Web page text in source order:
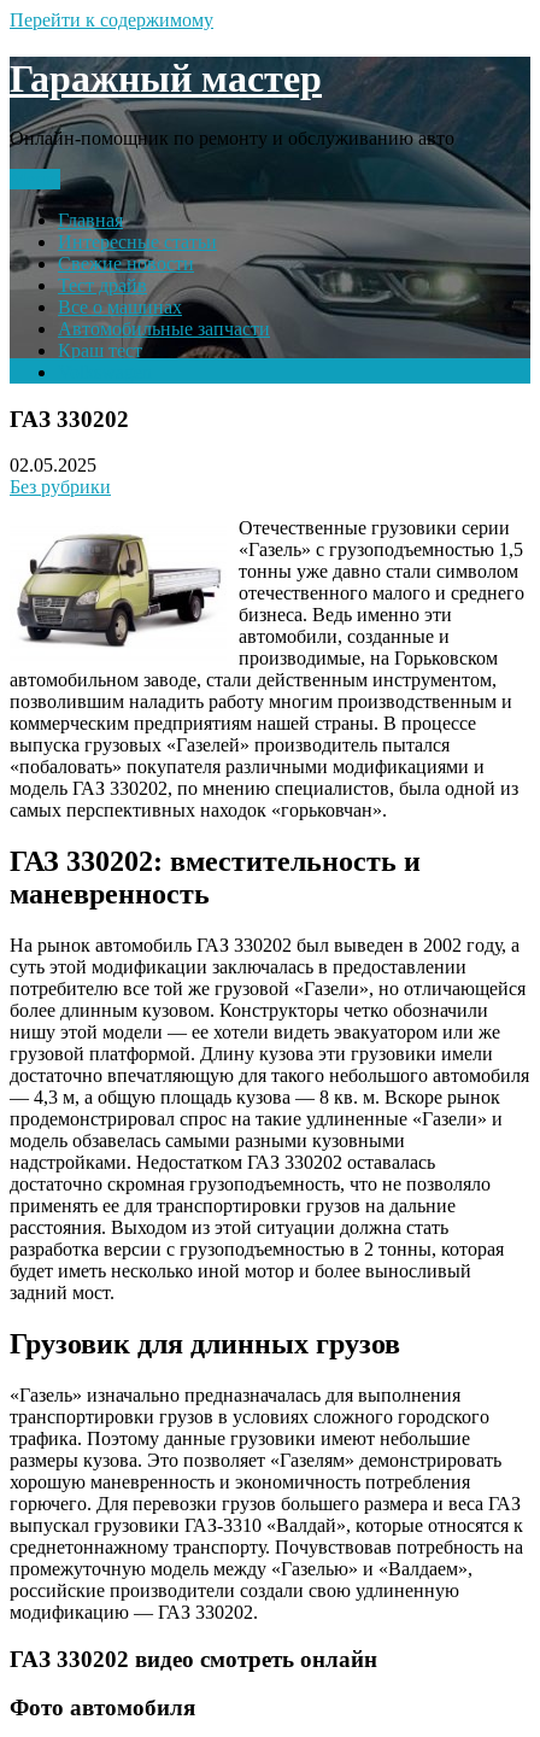
Перейти к содержимому
Гаражный мастер
Онлайн-помощник по ремонту и обслуживанию авто
Главная
Интересные статьи
Свежие новости
Тест драйв
Все о машинах
Автомобильные запчасти
Краш тест
ГАЗ 330202
02.05.2025
Без рубрики
Отечественные грузовики серии
«Газель» с грузоподъемностью 1,5
тонны уже давно стали символом
отечественного малого и среднего
бизнеса. Ведь именно эти
автомобили, созданные и
производимые, на Горьковском
автомобильном заводе, стали действенным инструментом,
позволившим наладить работу многим производственным и
коммерческим предприятиям нашей страны. В процессе
выпуска грузовых «Газелей» производитель пытался
«побаловать» покупателя различными модификациями и
модель ГАЗ 330202, по мнению специалистов, была одной из
самых перспективных находок «горьковчан».
ГАЗ 330202: вместительность и
маневренность
На рынок автомобиль ГАЗ 330202 был выведен в 2002 году, а
суть этой модификации заключалась в предоставлении
потребителю все той же грузовой «Газели», но отличающейся
более длинным кузовом. Конструкторы четко обозначили
нишу этой модели — ее хотели видеть эвакуатором или же
грузовой платформой. Длину кузова эти грузовики имели
достаточно впечатляющую для такого небольшого автомобиля
— 4,3 м, а общую площадь кузова — 8 кв. м. Вскоре рынок
продемонстрировал спрос на такие удлиненные «Газели» и
модель обзавелась самыми разными кузовными
надстройками. Недостатком ГАЗ 330202 оставалась
достаточно скромная грузоподъемность, что не позволяло
применять ее для транспортировки грузов на дальние
расстояния. Выходом из этой ситуации должна стать
разработка версии с грузоподъемностью в 2 тонны, которая
будет иметь несколько иной мотор и более выносливый
задний мост.
Грузовик для длинных грузов
«Газель» изначально предназначалась для выполнения
транспортировки грузов в условиях сложного городского
трафика. Поэтому данные грузовики имеют небольшие
размеры кузова. Это позволяет «Газелям» демонстрировать
хорошую маневренность и экономичность потребления
горючего. Для перевозки грузов большего размера и веса ГАЗ
выпускал грузовики ГАЗ-3310 «Валдай», которые относятся к
среднетоннажному транспорту. Почувствовав потребность на
промежуточную модель между «Газелью» и «Валдаем»,
российские производители создали свою удлиненную
модификацию — ГАЗ 330202.
ГАЗ 330202 видео смотреть онлайн
Фото автомобиля